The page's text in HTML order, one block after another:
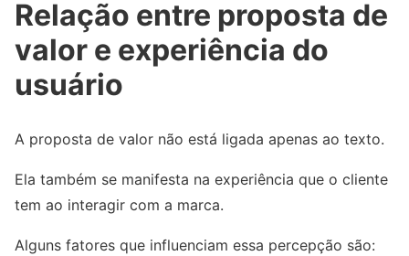
Relação entre proposta de
valor e experiência do
usuário
A proposta de valor não está ligada apenas ao texto.
Ela também se manifesta na experiência que o cliente
tem ao interagir com a marca.
Alguns fatores que influenciam essa percepção são: